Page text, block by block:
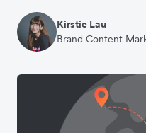
Kirstie Lau
Brand Content